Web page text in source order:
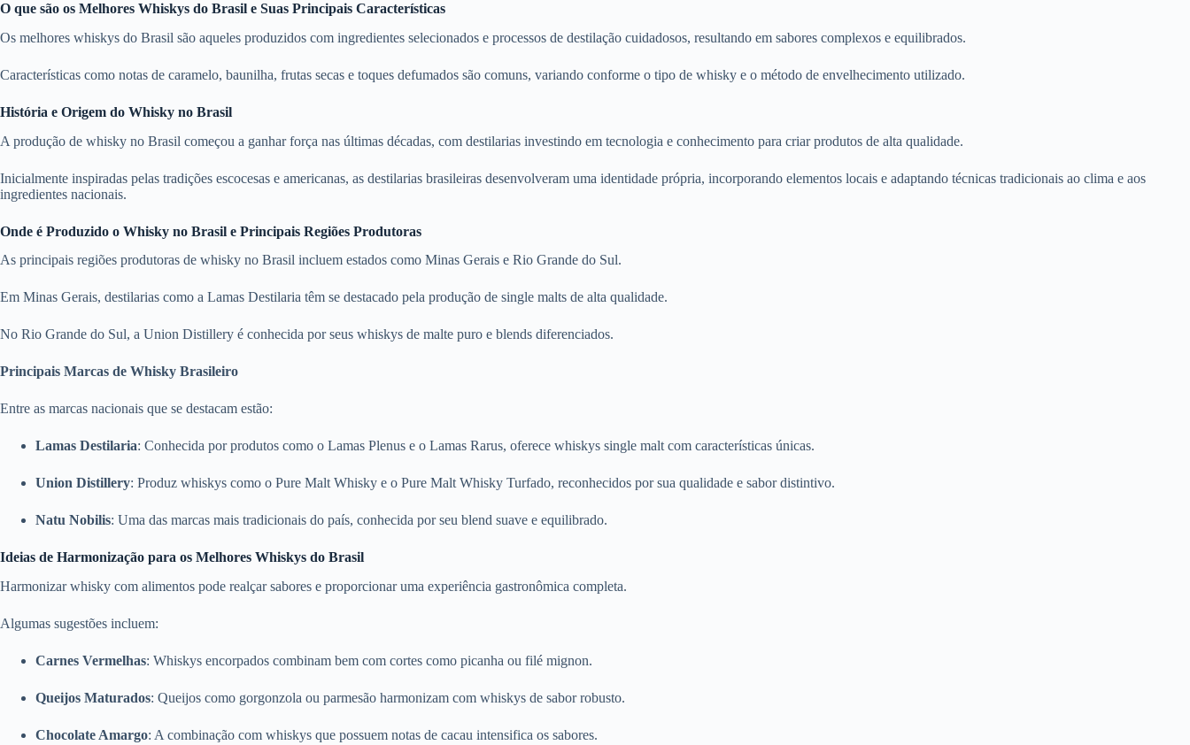
O que são os Melhores Whiskys do Brasil e Suas Principais Características
Os melhores whiskys do Brasil são aqueles produzidos com ingredientes selecionados e processos de destilação cuidadosos, resultando em sabores complexos e equilibrados.
Características como notas de caramelo, baunilha, frutas secas e toques defumados são comuns, variando conforme o tipo de whisky e o método de envelhecimento utilizado.
História e Origem do Whisky no Brasil
A produção de whisky no Brasil começou a ganhar força nas últimas décadas, com destilarias investindo em tecnologia e conhecimento para criar produtos de alta qualidade.
Inicialmente inspiradas pelas tradições escocesas e americanas, as destilarias brasileiras desenvolveram uma identidade própria, incorporando elementos locais e adaptando técnicas tradicionais ao clima e aos
ingredientes nacionais.
Onde é Produzido o Whisky no Brasil e Principais Regiões Produtoras
As principais regiões produtoras de whisky no Brasil incluem estados como Minas Gerais e Rio Grande do Sul.
Em Minas Gerais, destilarias como a Lamas Destilaria têm se destacado pela produção de single malts de alta qualidade.
No Rio Grande do Sul, a Union Distillery é conhecida por seus whiskys de malte puro e blends diferenciados.
Principais Marcas de Whisky Brasileiro
Entre as marcas nacionais que se destacam estão:
Lamas Destilaria: Conhecida por produtos como o Lamas Plenus e o Lamas Rarus, oferece whiskys single malt com características únicas.
Union Distillery: Produz whiskys como o Pure Malt Whisky e o Pure Malt Whisky Turfado, reconhecidos por sua qualidade e sabor distintivo.
Natu Nobilis: Uma das marcas mais tradicionais do país, conhecida por seu blend suave e equilibrado.
Ideias de Harmonização para os Melhores Whiskys do Brasil
Harmonizar whisky com alimentos pode realçar sabores e proporcionar uma experiência gastronômica completa.
Algumas sugestões incluem:​
Carnes Vermelhas: Whiskys encorpados combinam bem com cortes como picanha ou filé mignon.
Queijos Maturados: Queijos como gorgonzola ou parmesão harmonizam com whiskys de sabor robusto.
Chocolate Amargo: A combinação com whiskys que possuem notas de cacau intensifica os sabores.